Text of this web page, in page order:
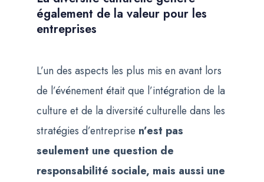
également de la valeur pour les
entreprises
L’un des aspects les plus mis en avant lors
de l’événement était que l’intégration de la
culture et de la diversité culturelle dans les
stratégies d’entreprise n’est pas
seulement une question de
responsabilité sociale, mais aussi une